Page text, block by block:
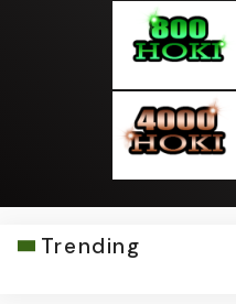
Trending